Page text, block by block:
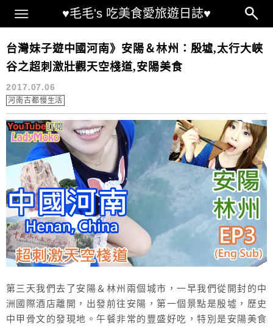
♥毛毛's 吃美食愛旅遊日誌♥
Main Menu
跟著毛毛環遊世界▶中國◀
台灣妹子遊中國河南》安陽＆林州：殷墟,太行大峽
谷之超刺激壯觀天空棧道,安陽美食
2017.07.06
河南古都慢生活
第三天我們去了安陽＆林州兩個城市，一早我們從開封的中
洲國際酒店離開，出發前往安陽，第一個景點是殷墟，歷史
中甲骨文的發現地。午餐非常的豐盛好吃，特別是安陽美食